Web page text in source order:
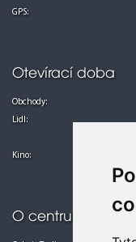
GPS:
Otevírací doba
Obchody:
Lidl:
Kino:
O centru